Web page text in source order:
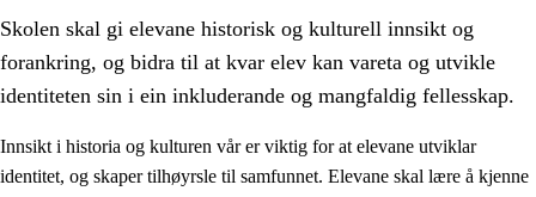
Skolen skal gi elevane historisk og kulturell innsikt og
forankring, og bidra til at kvar elev kan vareta og utvikle
identiteten sin i ein inkluderande og mangfaldig fellesskap.
Innsikt i historia og kulturen vår er viktig for at elevane utviklar
identitet, og skaper tilhøyrsle til samfunnet. Elevane skal lære å kjenne